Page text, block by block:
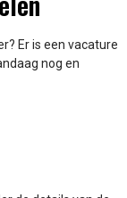
Er is een vacature
nog en